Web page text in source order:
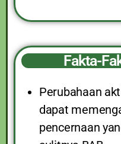
Fakta-
Perubahaan
dapat
pencernaan